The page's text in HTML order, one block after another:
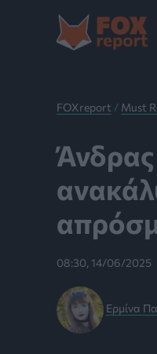
Μετάβαση
περιεχόμενο
FOXreport / Must
Άνδρας
08:30, 14/06/2025
Ερμίνα